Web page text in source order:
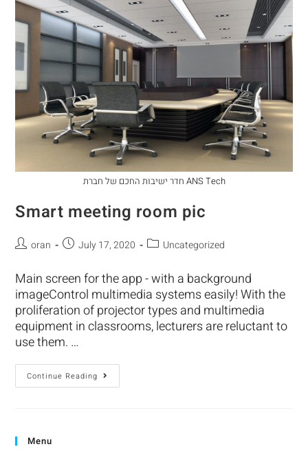
חדר ישיבות החכם של חברת ANS Tech
Smart meeting room pic
oran July 17, 2020 Uncategorized
Main screen for the app - with a background
imageControl multimedia systems easily! With the
proliferation of projector types and multimedia
equipment in classrooms, lecturers are reluctant to
use them. …
Continue Reading
Menu